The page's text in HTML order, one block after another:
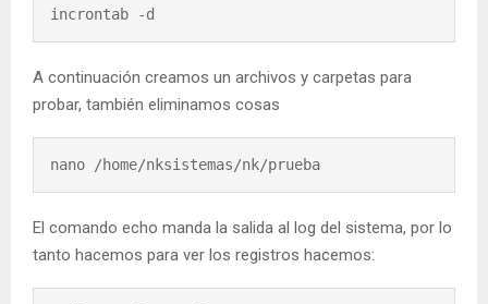
incrontab -d
A continuación creamos un archivos y carpetas para
probar, también eliminamos cosas
nano /home/nksistemas/nk/prueba
El comando echo manda la salida al log del sistema, por lo
tanto hacemos para ver los registros hacemos: